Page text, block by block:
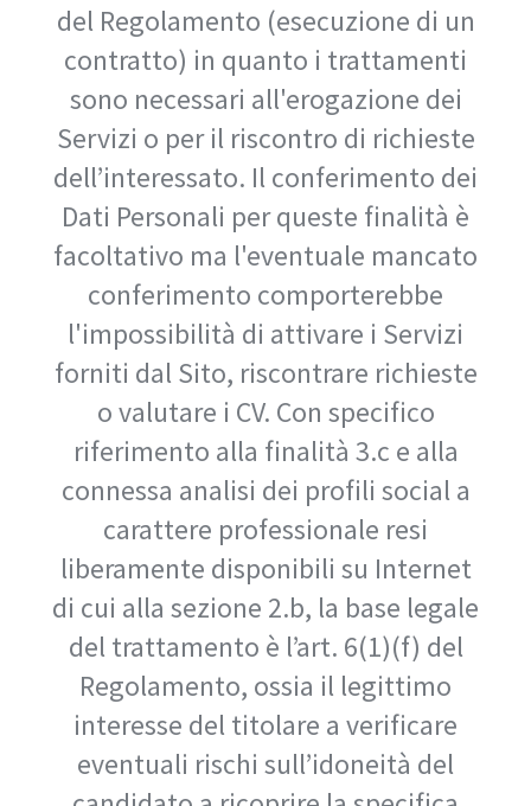
del Regolamento (esecuzione di un
contratto) in quanto i trattamenti
sono necessari all'erogazione dei
Servizi o per il riscontro di richieste
dell’interessato. Il conferimento dei
Dati Personali per queste finalità è
facoltativo ma l'eventuale mancato
conferimento comporterebbe
l'impossibilità di attivare i Servizi
forniti dal Sito, riscontrare richieste
o valutare i CV. Con specifico
riferimento alla finalità 3.c e alla
connessa analisi dei profili social a
carattere professionale resi
liberamente disponibili su Internet
di cui alla sezione 2.b, la base legale
del trattamento è l’art. 6(1)(f) del
Regolamento, ossia il legittimo
interesse del titolare a verificare
eventuali rischi sull’idoneità del